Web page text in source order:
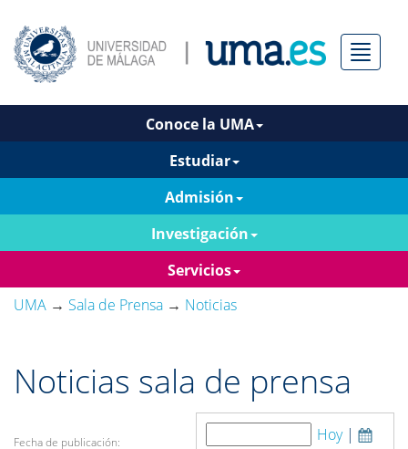
Menú
Conoce la UMA
Estudiar
Admisión
Investigación
Servicios
UMA → Sala de Prensa → Noticias
Noticias sala de prensa
Fecha de publicación: Hoy|